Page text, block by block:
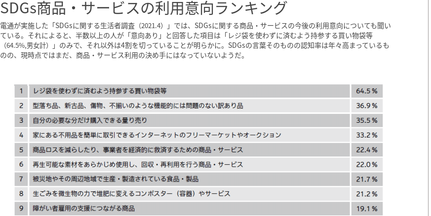
SDGs商品・サービスの利用意向ランキング
電通が実施した「SDGsに関する生活者調査 （2021.4）
」では、SDGsに関する商品・サービスの今後の利用意向についても聞い
ている。それによると、半数以上の人が「意向あり」と回答した項目は「レジ袋を使わずに済むよう持参する買い物袋等
（64.5%,男女計）
」のみで、それ以外は4割を切っていることが明らかに。SDGsの言葉そのものの認知率は年々高まっているも
のの、現時点ではまだ、商品・サービス利用の決め手にはなっていないようだ。